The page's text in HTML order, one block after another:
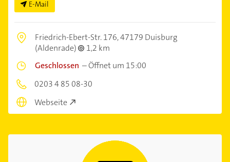
E-Mail
Friedrich-Ebert-Str. 176,47179 Duisburg
(Aldenrade)
1,2 km
Geschlossen –Öffnet um 15:00
0203 4 85 08-30
Webseite